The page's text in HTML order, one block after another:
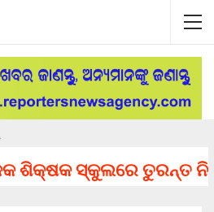
ସ୍କୁଲରେ ତୁରନ୍ତ ନିଯୁକ୍ତ